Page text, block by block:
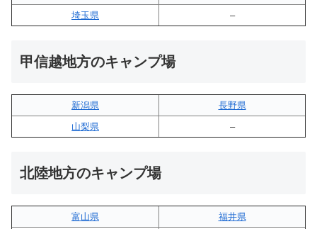
埼玉県
–
甲信越地方のキャンプ場
新潟県
長野県
山梨県
–
北陸地方のキャンプ場
富山県
福井県